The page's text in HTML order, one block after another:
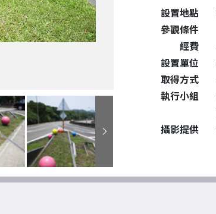
設置地點
參觀條件
經費
設置單位
取得方式
執行小組
攝影提供